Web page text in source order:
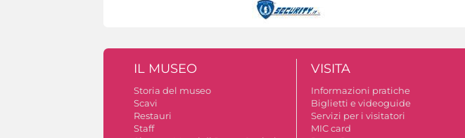
IL MUSEO
Storia del museo
Scavi
Restauri
Staff
VISITA
Informazioni pratiche
Biglietti e videoguide
Servizi per i visitatori
MIC card